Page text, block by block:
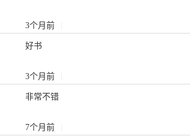
3个月前
好书
3个月前
非常不错
7个月前